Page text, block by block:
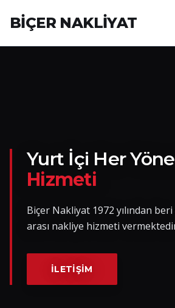
BİÇER NAKLİYAT
Nakliye Yük İlanları
Blog
İletişim
Yurt İçi Her Yöne
Hizmeti
Biçer Nakliyat 1972 yılından
arası nakliye hizmeti
İLETIŞIM